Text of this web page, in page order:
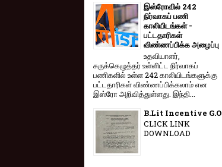
இஸ்ரோவில் 242
நிர்வாகப் பணி
காலியிடங்கள் -
பட்டதாரிகள்
விண்ணப்பிக்க அழைப்பு
உதவியாளர்,
சுருக்கெழுத்தர் உள்ளிட்ட நிர்வாகப்
பணிகளில் உள்ள 242 காலியிடங்களுக்கு
பட்டதாரிகள் விண்ணப்பிக்கலாம் என
இஸ்ரோ அறிவித்துள்ளது. இந்தி...
B.Lit Incentive G.O
CLICK LINK
DOWNLOAD